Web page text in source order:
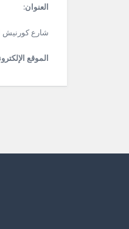
العنوان:
شارع كورنيش
الموقع